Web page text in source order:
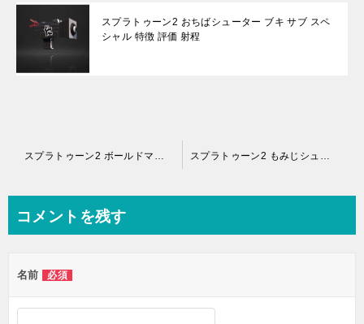
スプラトゥーン2 おちばシューター ブキ サブ スペ
シャル 特徴 評価 射程
ビ
ー
シ
コメントを残す
名前 必須